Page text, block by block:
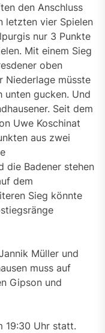
den Anschluss
letzten vier Spielen
nur 3 Punkte
Mit einem Sieg
oben
Niederlage müsste
unten gucken. Und
Seit dem
Uwe Koschinat
aus zwei
die Badener stehen
dem
Sieg könnte
Müller und
muss auf
Gipson und
19:30 Uhr statt.